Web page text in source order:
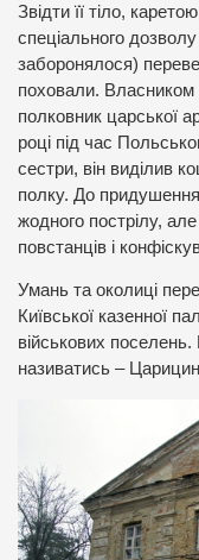
Звідти її тіло,
спеціального
заборонялося)
поховали. Власником
полковник царської
році під час
сестри, він виділив
полку. До
жодного пострілу,
повстанців і
Умань та околиці
Київської казенної
військових поселень.
називатись –